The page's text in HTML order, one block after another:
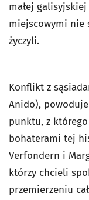
małej
miejscowymi nie
życzyli.
Konflikt z
Anido),
punktu, z
bohaterami tej
Verfondern i
którzy chcieli
przemierzeniu